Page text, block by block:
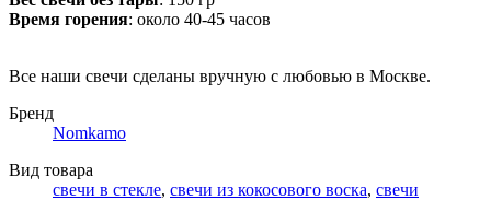
Время горения: около 40-45 часов
Все наши свечи сделаны вручную с любовью в Москве.
Бренд
Nomkamo
Вид товара
свечи в стекле, свечи из кокосового воска, свечи